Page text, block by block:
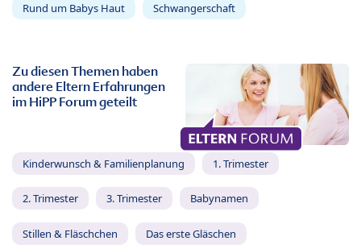
Rund um Babys Haut Schwangerschaft
Zu diesen Themen haben
andere Eltern Erfahrungen
im HiPP Forum geteilt
Kinderwunsch & Familienplanung 1. Trimester
2. Trimester 3. Trimester Babynamen
Stillen & Fläschchen Das erste Gläschen